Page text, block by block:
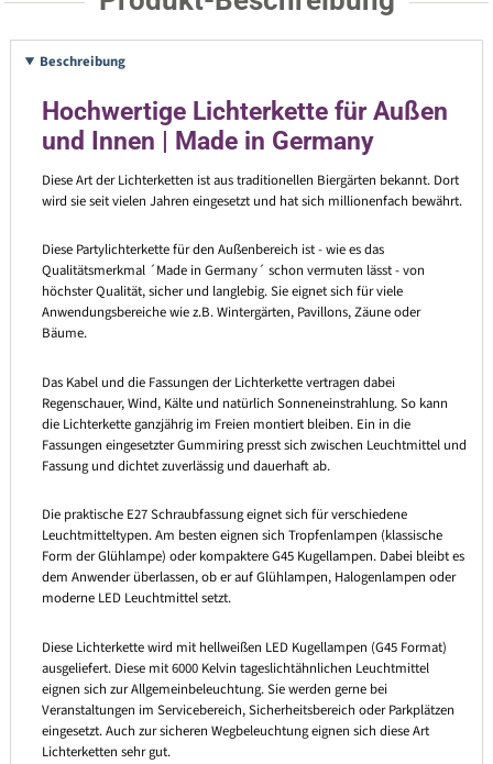
Beschreibung
Hochwertige Lichterkette für Außen
und Innen | Made in Germany
Diese Art der Lichterketten ist aus traditionellen Biergärten bekannt. Dort
wird sie seit vielen Jahren eingesetzt und hat sich millionenfach bewährt.
Diese Partylichterkette für den Außenbereich ist - wie es das
Qualitätsmerkmal ´Made in Germany´ schon vermuten lässt - von
höchster Qualität, sicher und langlebig. Sie eignet sich für viele
Anwendungsbereiche wie z.B. Wintergärten, Pavillons, Zäune oder
Bäume.
Das Kabel und die Fassungen der Lichterkette vertragen dabei
Regenschauer, Wind, Kälte und natürlich Sonneneinstrahlung. So kann
die Lichterkette ganzjährig im Freien montiert bleiben. Ein in die
Fassungen eingesetzter Gummiring presst sich zwischen Leuchtmittel und
Fassung und dichtet zuverlässig und dauerhaft ab.
Die praktische E27 Schraubfassung eignet sich für verschiedene
Leuchtmitteltypen. Am besten eignen sich Tropfenlampen (klassische
Form der Glühlampe) oder kompaktere G45 Kugellampen. Dabei bleibt es
dem Anwender überlassen, ob er auf Glühlampen, Halogenlampen oder
moderne LED Leuchtmittel setzt.
Diese Lichterkette wird mit hellweißen LED Kugellampen (G45 Format)
ausgeliefert. Diese mit 6000 Kelvin tageslichtähnlichen Leuchtmittel
eignen sich zur Allgemeinbeleuchtung. Sie werden gerne bei
Veranstaltungen im Servicebereich, Sicherheitsbereich oder Parkplätzen
eingesetzt. Auch zur sicheren Wegbeleuchtung eignen sich diese Art
Lichterketten sehr gut.